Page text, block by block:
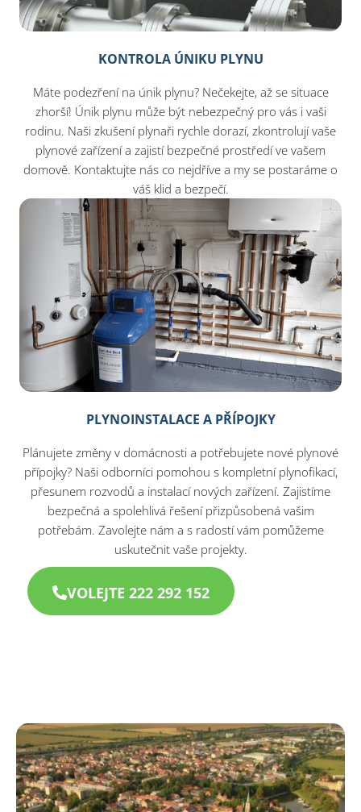
KONTROLA ÚNIKU PLYNU
Máte podezření na únik plynu? Nečekejte, až se situace
zhorší! Únik plynu může být nebezpečný pro vás i vaši
rodinu. Naši zkušení plynaři rychle dorazí, zkontrolují vaše
plynové zařízení a zajistí bezpečné prostředí ve vašem
domově. Kontaktujte nás co nejdříve a my se postaráme o
váš klid a bezpečí.
PLYNOINSTALACE A PŘÍPOJKY
Plánujete změny v domácnosti a potřebujete nové plynové
přípojky? Naši odborníci pomohou s kompletní plynofikací,
přesunem rozvodů a instalací nových zařízení. Zajistíme
bezpečná a spolehlivá řešení přizpůsobená vašim
potřebám. Zavolejte nám a s radostí vám pomůžeme
uskutečnit vaše projekty.
VOLEJTE 222 292 152